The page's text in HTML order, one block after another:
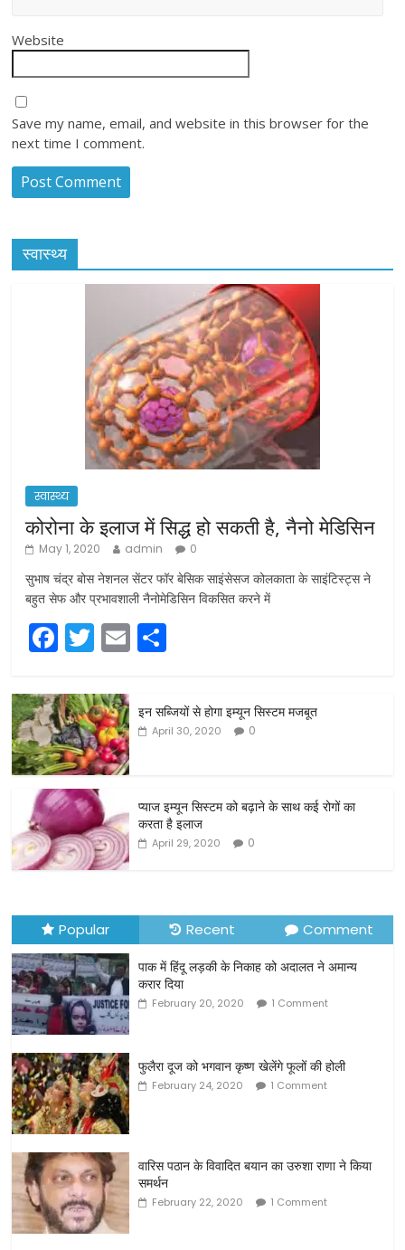
Website
Save my name, email, and website in this browser for the
next time I comment.
स्वास्थ्य
स्वास्थ्य
कोरोना के इलाज में सिद्ध हो सकती है, नैनो मेडिसिन
May 1, 2020 admin 0
सुभाष चंद्र बोस नेशनल सेंटर फॉर बेसिक साइंसेसज कोलकाता के साइंटिस्ट्स ने
बहुत सेफ और प्रभावशाली नैनोमेडिसिन विकसित करने में
F
a
c
e
b
o
o
k
T
w
itt
er
E
m
ar
e
इन सब्जियों से होगा इम्यून सिस्टम मजबूत
April 30, 2020 0
प्याज इम्यून सिस्टम को बढ़ाने के साथ कई रोगों का
करता है इलाज
April 29, 2020 0
Popular Recent Comment
पाक में हिंदू लड़की के निकाह को अदालत ने अमान्य
करार दिया
February 20, 2020 1 Comment
फुलैरा दूज को भगवान कृष्ण खेलेंगे फूलों की होली
February 24, 2020 1 Comment
वारिस पठान के विवादित बयान का उरुशा राणा ने किया
समर्थन
February 22, 2020 1 Comment